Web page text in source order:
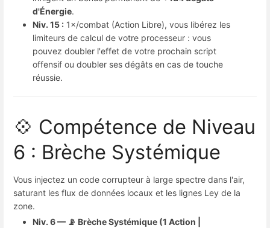
d'Énergie.
Niv. 15 : 1×/combat (Action Libre), vous libérez les
limiteurs de calcul de votre processeur : vous
pouvez doubler l'effet de votre prochain script
offensif ou doubler ses dégâts en cas de touche
réussie.
💠 Compétence de Niveau
6 : Brèche Systémique
Vous injectez un code corrupteur à large spectre dans l'air,
saturant les flux de données locaux et les lignes Ley de la
zone.
Niv. 6 — 📡 Brèche Systémique (1 Action |